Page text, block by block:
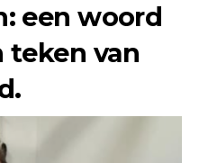
een woord
teken van